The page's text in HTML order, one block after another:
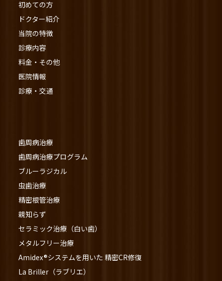
初めての方
ドクター紹介
当院の特徴
診療内容
料金・その他
医院情報
診療・交通
歯周病治療
歯周病治療プログラム
ブルーラジカル
虫歯治療
精密根管治療
親知らず
セラミック治療（白い歯）
メタルフリー治療
Amidex®システムを用いた 精密CR修復
La Briller（ラブリエ）